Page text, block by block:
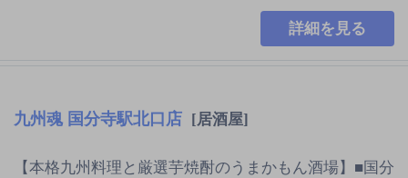
詳細を見る
九州魂 国分寺駅北口店 [居酒屋]
【本格九州料理と厳選芋焼酎のうまかもん酒場】■国分